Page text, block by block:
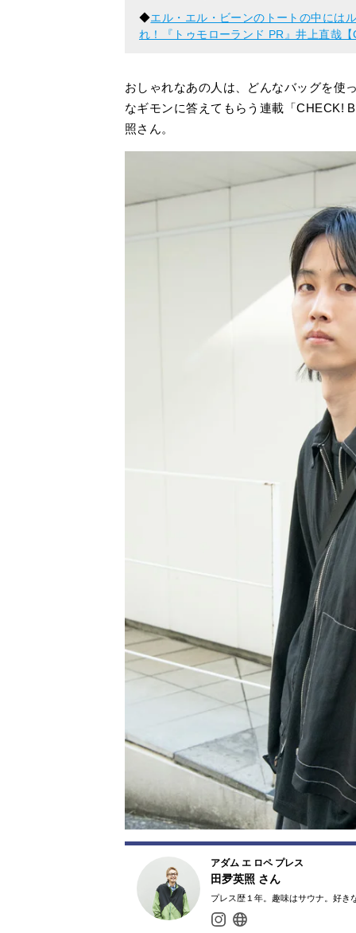
◆エル・エル・ビーンのトートの中には
れ！『トゥモローランド PR』井上直哉
おしゃれなあの人は、どんなバッグを
なギモンに答えてもらう連載「CHECK!
照さん。
アダム エ ロペ プレス
田夛英照 さん
プレス歴１年。趣味はサウナ。好き